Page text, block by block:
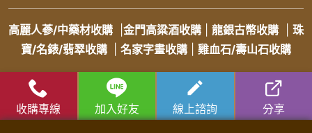
高麗人蔘/中藥材收購 金門高粱酒收購 龍銀古幣收購
珠
寶/名錶/翡翠收購
名家字畫收購 雞血石/壽山石收購
收購流程 │收購知識庫 免費諮詢│
老酒仙老酒收購
中心│老酒仙洋酒收購中心
收購專線 加入好友 線上諮詢 分享